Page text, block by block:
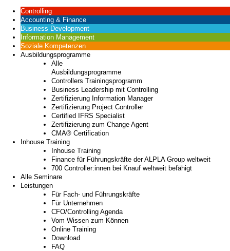
Controlling
Accounting & Finance
Business Development
Information Management
Soziale Kompetenzen
Ausbildungsprogramme
Alle
Ausbildungsprogramme
Controllers Trainingsprogramm
Business Leadership mit Controlling
Zertifizierung Information Manager
Zertifizierung Project Controller
Certified IFRS Specialist
Zertifizierung zum Change Agent
CMA® Certification
Inhouse Training
Inhouse Training
Finance für Führungskräfte der ALPLA Group weltweit
700 Controller:innen bei Knauf weltweit befähigt
Alle Seminare
Leistungen
Für Fach- und Führungskräfte
Für Unternehmen
CFO/Controlling Agenda
Vom Wissen zum Können
Online Training
Download
FAQ